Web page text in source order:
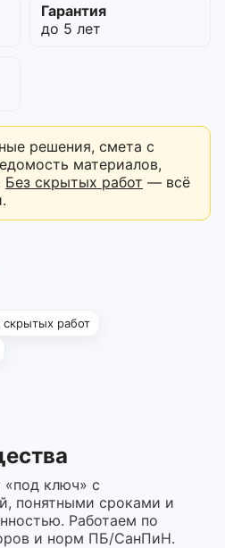
Гарантия
до 5 лет
решения, смета с
материалов,
Без скрытых работ — всё
скрытых работ
ключ» с
понятными сроками и
Работаем по
и норм ПБ/СанПиН.